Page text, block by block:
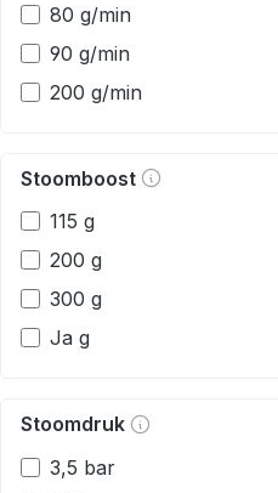
80 g/min
90 g/min
200 g/min
Stoomboost
115 g
200 g
300 g
Ja g
Stoomdruk
3,5 bar